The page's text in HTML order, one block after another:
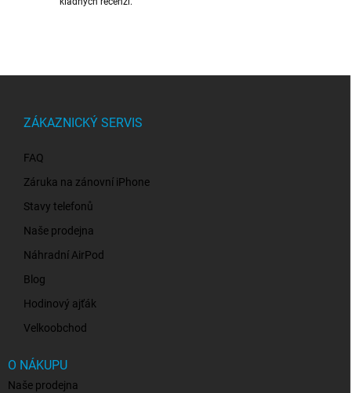
ZÁKAZNICKÝ SERVIS
FAQ
Záruka na zánovní iPhone
Stavy telefonů
Naše prodejna
Náhradní AirPod
Blog
Hodinový ajťák
Velkoobchod
O NÁKUPU
Naše prodejna